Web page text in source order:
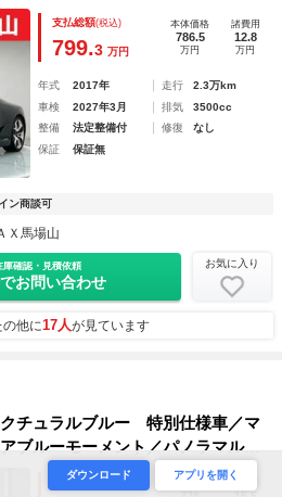
スルーフ 寒冷地仕様 禁煙車
Ｍ ３眼ＬＥＤオートライト 純
支払総額(税込)
799.3 万円
本体価格
786.5
万円
諸費用
12.8
万円
年式 2017年 走行
2.3万km
車検
2027年3月 排気
3500cc
整備
法定整備付 修復
なし
保証
保証無
ン商談可
Ｘ馬場山
庫確認・見積依頼
お問い合わせ
お気に入り
他に17人が見ています
チュラルブルー 特別仕様車／マ
ブルーモーメント／パノラマルー
クモニター／カラーＨＵＤ／ＬＥ
支払総額 (税込) 本体価格 諸費用
ダウンロード アプリを開く